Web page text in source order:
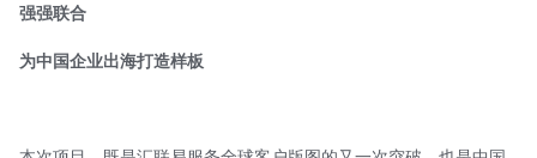
强强联合
为中国企业出海打造样板